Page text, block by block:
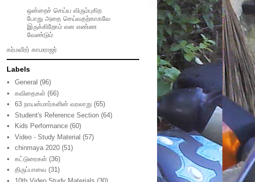
ஒன்றைச் செய்ய விரும்புகிற
போது அதை செய்வதற்காகவே
இருக்கிறோம் என எண்ண
வேண்டும்
கர்மவீரர் காமராஜர்
Labels
General (96)
கவிதைகள் (66)
63 நாயன்மார்களின் வரலாறு (65)
Student's Reference Section (64)
Kids Performance (60)
Video - Study Material (57)
chinmaya 2020 (51)
கட்டுரைகள் (36)
திருப்பாவை (31)